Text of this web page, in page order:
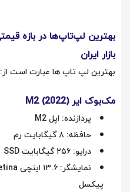
بازار ایران
بهترین لپ تاپ ها عبارت است از:
مک‌بوک ایر M2 (2022)
پردازنده: اپل M2
حافظه: ۸ گیگابایت رم
درایو: ۲۵۶ گیگابایت SSD
پیکسل